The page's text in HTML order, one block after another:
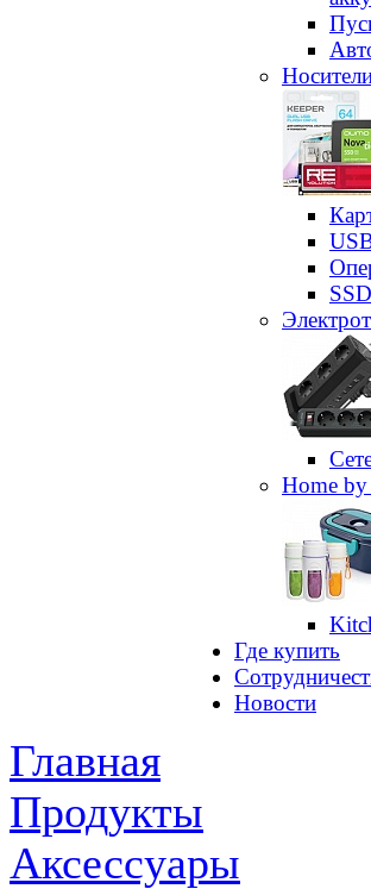
SSD
Home
Где купить
Новости
Главная
Продукты
Аксессуары